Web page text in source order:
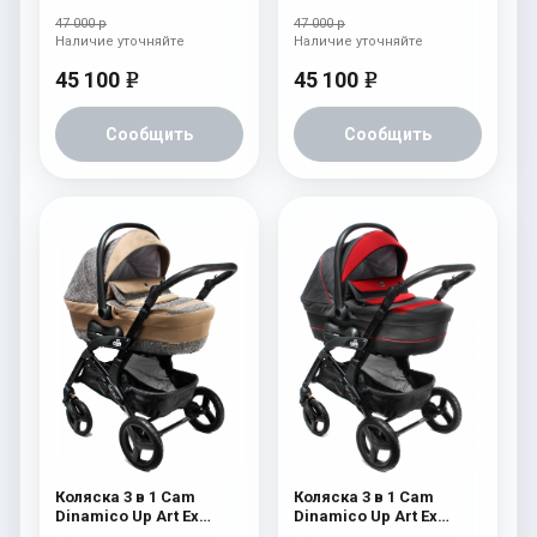
47 000 р
45 100 e
Сообщить
Наличие уточняйте
47 000 р
45 100 e
Сообщить
Наличие уточняйте
Коляска 3 в 1 Cam
Dinamico Up Art Ex
Коляска 3 в 1 Cam
Dinamico Up Art Ex